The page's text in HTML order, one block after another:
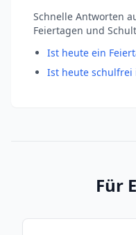
Schnelle Antworten
Feiertagen und
Ist heute ein
Ist heute schulfrei
Für